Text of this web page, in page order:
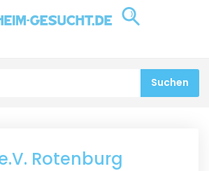
Rotenburg